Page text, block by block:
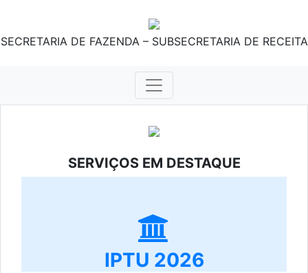
SECRETARIA DE FAZENDA – SUBSECRETARIA DE RECEITA
SERVIÇOS EM DESTAQUE
IPTU 2026